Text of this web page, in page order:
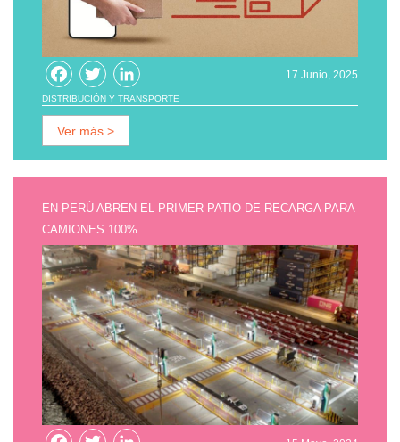
Facebook
Twitter
LinkedIn
EN PERÚ ABREN EL PRIMER PATIO DE RECARGA PARA
CAMIONES 100%...